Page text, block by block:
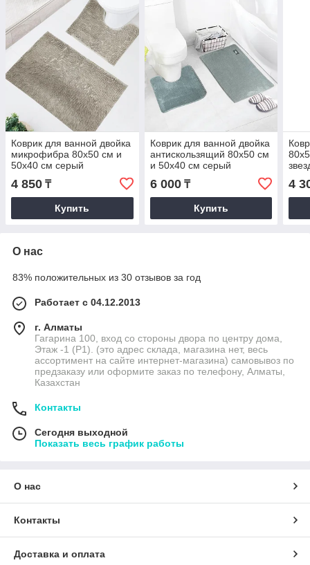
Коврик для ванной двойка
микрофибра 80х50 см и
50х40 см серый
4 850 ₸
Купить
Коврик для ванной двойка
антискользящий 80х50 см
и 50х40 см серый
6 000₸
Купить
4
О нас
83% положительных из 30 отзывов за год
Работает с 04.12.2013
г. Алматы
Гагарина 100, вход со стороны двора по центру дома,
Этаж -1 (P1). (это адрес склада, магазина нет, весь
ассортимент на сайте интернет-магазина) самовывоз по
предзаказу или оформите заказ по телефону, Алматы,
Казахстан
Контакты
Сегодня выходной
Показать весь график работы
О нас
Контакты
Доставка и оплата